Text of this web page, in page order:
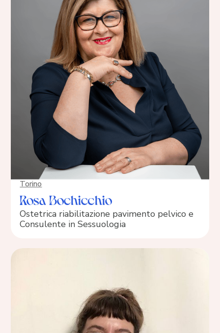
Torino
Rosa Bochicchio
Ostetrica riabilitazione pavimento pelvico e
Consulente in Sessuologia